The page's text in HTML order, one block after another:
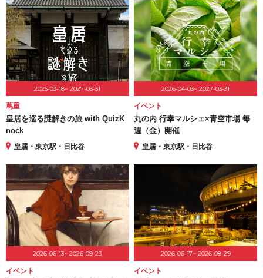
2025-03-18~ 2027-03-31
蔦重
皇居を巡る謎解きの旅 with QuizK
nock
皇居・東京駅・日比谷
2026-04-03~ 2027-03-31
イベント
丸の内 行幸マルシェ×青空市場 毎
週（金）開催
皇居・東京駅・日比谷
2026-06-13~ 2026-09-23
イベント
2026-06-17~ 2026-08-29
イベント